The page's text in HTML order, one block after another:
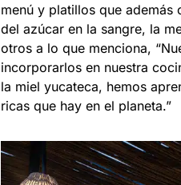
menú y platillos que
del azúcar en la sangre, la
otros a lo que menciona,
incorporarlos en nuestra
la miel yucateca, hemos
ricas que hay en el planeta.”